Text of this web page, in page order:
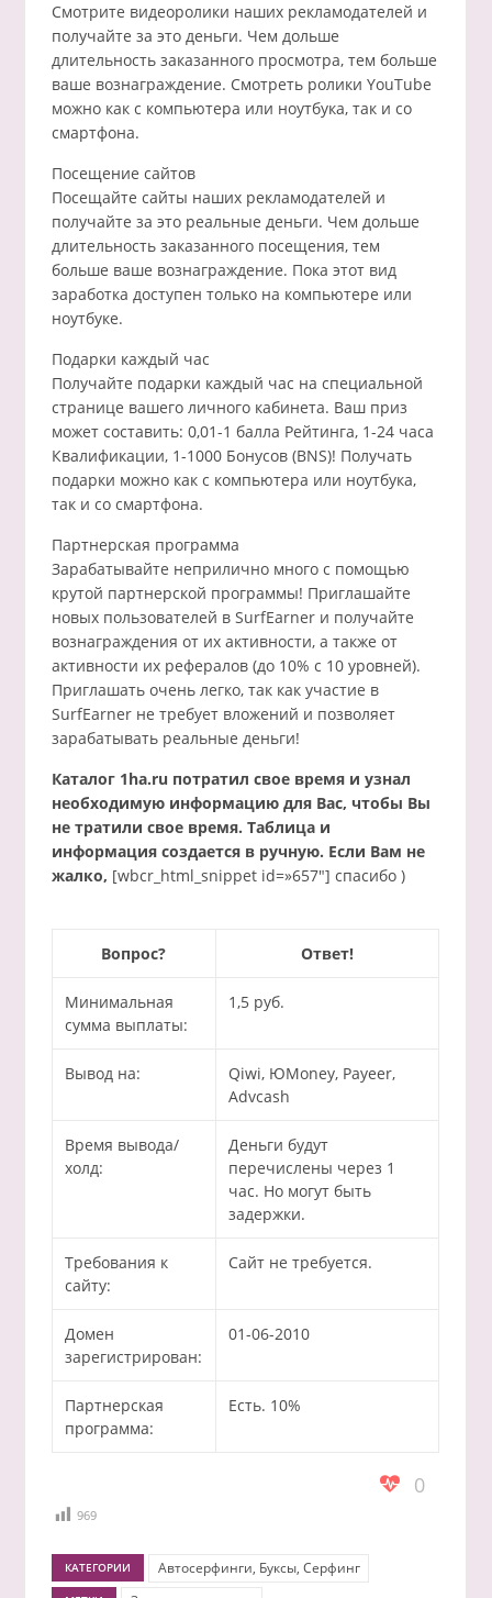
Смотрите видеоролики наших рекламодателей и
получайте за это деньги. Чем дольше
длительность заказанного просмотра, тем больше
ваше вознаграждение. Смотреть ролики YouTube
можно как с компьютера или ноутбука, так и со
смартфона.
Посещение сайтов
Посещайте сайты наших рекламодателей и
получайте за это реальные деньги. Чем дольше
длительность заказанного посещения, тем
больше ваше вознаграждение. Пока этот вид
заработка доступен только на компьютере или
ноутбуке.
Подарки каждый час
Получайте подарки каждый час на специальной
странице вашего личного кабинета. Ваш приз
может составить: 0,01-1 балла Рейтинга, 1-24 часа
Квалификации, 1-1000 Бонусов (BNS)! Получать
подарки можно как с компьютера или ноутбука,
так и со смартфона.
Партнерская программа
Зарабатывайте неприлично много с помощью
крутой партнерской программы! Приглашайте
новых пользователей в SurfEarner и получайте
вознаграждения от их активности, а также от
активности их рефералов (до 10% с 10 уровней).
Приглашать очень легко, так как участие в
SurfEarner не требует вложений и позволяет
зарабатывать реальные деньги!
Каталог 1ha.ru потратил свое время и узнал
необходимую информацию для Вас, чтобы Вы
не тратили свое время. Таблица и
информация создается в ручную. Если Вам не
жалко, [wbcr_html_snippet id=»657″] спасибо )
Вопрос? Ответ!
Минимальная
сумма выплаты:
1,5 руб.
Вывод на:
Qiwi, ЮMoney, Payeer,
Advcash
Время вывода/
холд:
Деньги будут
перечислены через 1
час. Но могут быть
задержки.
Требования к
сайту:
Сайт не требуется.
Домен
зарегистрирован:
01-06-2010
Партнерская
программа:
Есть. 10%
0
969
КАТЕГОРИИ Автосерфинги, Буксы, Серфинг